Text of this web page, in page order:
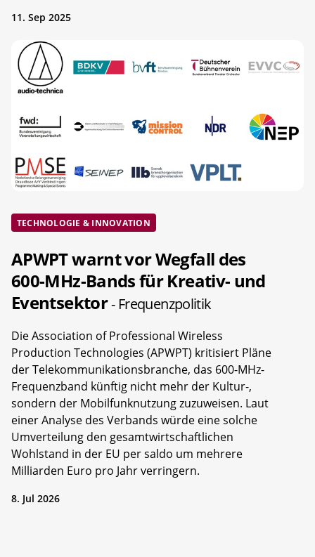
11. Sep 2025
TECHNOLOGIE & INNOVATION
APWPT warnt vor Wegfall des
600-MHz-Bands für Kreativ- und
Eventsektor- Frequenzpolitik
Die Association of Professional Wireless
Production Technologies (APWPT) kritisiert Pläne
der Telekommunikationsbranche, das 600-MHz-
Frequenzband künftig nicht mehr der Kultur-,
sondern der Mobilfunknutzung zuzuweisen. Laut
einer Analyse des Verbands würde eine solche
Umverteilung den gesamtwirtschaftlichen
Wohlstand in der EU per saldo um mehrere
Milliarden Euro pro Jahr verringern.
8. Jul 2026